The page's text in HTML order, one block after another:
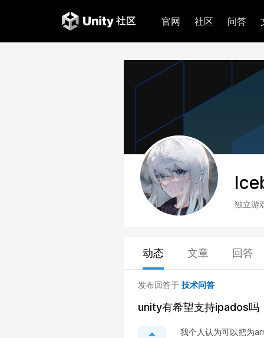
官网 社区 问答
独立游
动态 文章 回答
发布回答于 技术问答
unity有希望支持ipados吗
我个人认为可以把为